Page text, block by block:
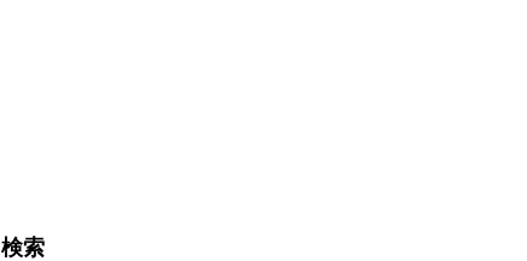
検索